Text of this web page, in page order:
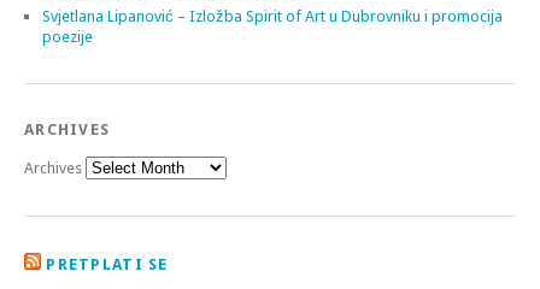
Svjetlana Lipanović – Izložba Spirit of Art u Dubrovniku i promocija
poezije
ARCHIVES
Archives
PRETPLATI SE